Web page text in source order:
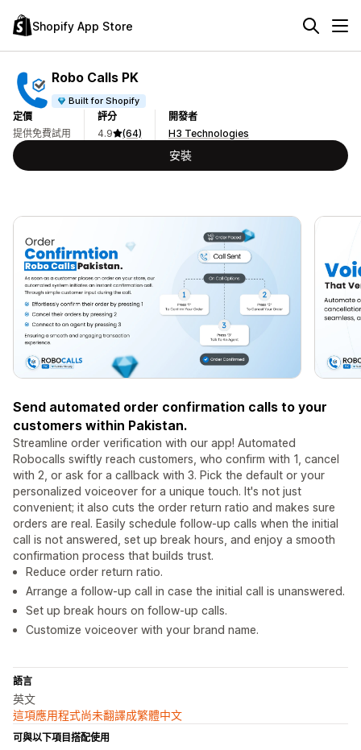
Shopify App Store
Robo Calls PK
Built for Shopify
定價
提供免費試用
評分
4.9
(64)
開發者
H3 Technologies
安裝
Send automated order confirmation calls to your
customers within Pakistan.
Streamline order verification with our app! Automated
Robocalls swiftly reach customers, who confirm with 1, cancel
with 2, or ask for a callback with 3. Pick the default or your
personalized voiceover for a unique touch. It's not just
convenient; it also cuts the order return ratio and makes sure
orders are real. Easily schedule follow-up calls when the initial
call is not answered, set up break hours, and enjoy a smooth
confirmation process that builds trust.
Reduce order return ratio.
Arrange a follow-up call in case the initial call is unanswered.
Set up break hours on follow-up calls.
Customize voiceover with your brand name.
語言
英文
這項應用程式尚未翻譯成繁體中文
可與以下項目搭配使用